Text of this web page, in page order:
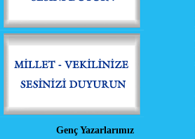
Genç Yazarlarımız